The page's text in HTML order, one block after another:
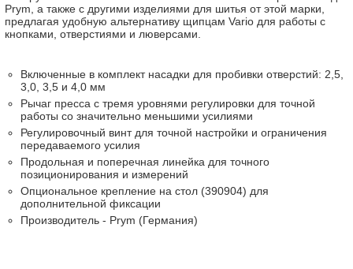
Prym, а также с другими изделиями для шитья от этой марки,
предлагая удобную альтернативу щипцам Vario для работы с
кнопками, отверстиями и люверсами.
Включенные в комплект насадки для пробивки отверстий: 2,5,
3,0, 3,5 и 4,0 мм
Рычаг пресса с тремя уровнями регулировки для точной
работы со значительно меньшими усилиями
Регулировочный винт для точной настройки и ограничения
передаваемого усилия
Продольная и поперечная линейка для точного
позиционирования и измерений
Опциональное крепление на стол (390904) для
дополнительной фиксации
Производитель - Prym (Германия)